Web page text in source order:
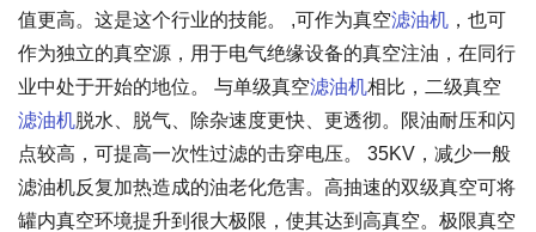
值更高。这是这个行业的技能。 ,可作为真空滤油机 ，也可
作为独立的真空源，用于电气绝缘设备的真空注油，在同行
业中处于开始的地位。 与单级真空滤油机相比，二级真空
滤油机脱水、脱气、除杂速度更快、更透彻。限油耐压和闪
点较高，可提高一次性过滤的击穿电压。 35KV，减少一般
滤油机反复加热造成的油老化危害。高抽速的双级真空可将
罐内真空环境提升到很大极限，使其达到高真空。极限真空